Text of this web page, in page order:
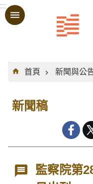
跳到主要內容區塊
:::
:::
首頁
新聞與公
新聞稿
監察院第